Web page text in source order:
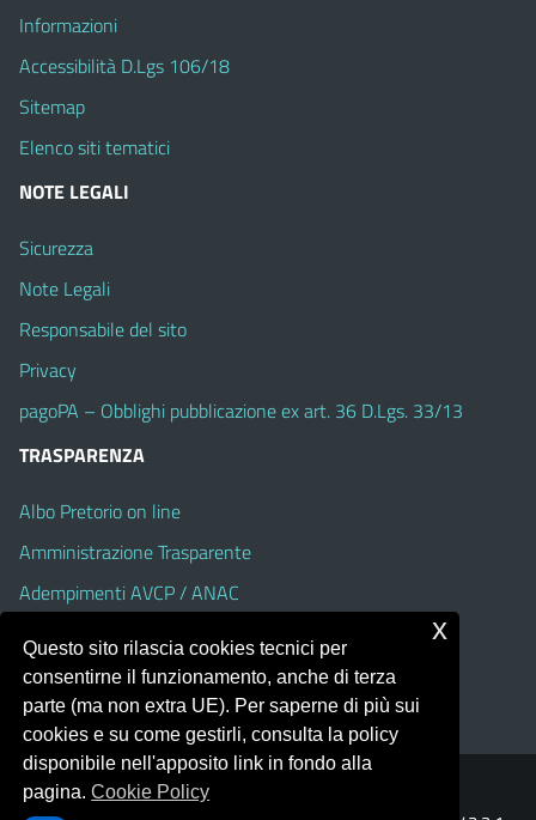
Informazioni
Accessibilità D.Lgs 106/18
Sitemap
Elenco siti tematici
NOTE LEGALI
Sicurezza
Note Legali
Responsabile del sito
Privacy
pagoPA – Obblighi pubblicazione ex art. 36 D.Lgs. 33/13
TRASPARENZA
Albo Pretorio on line
Amministrazione Trasparente
Adempimenti AVCP / ANAC
Dichiarazione di accessibilità
Portale realizzato con la piattaforma
Questo sito rilascia cookies tecnici per
consentirne il funzionamento, anche di terza
parte (ma non extra UE). Per saperne di più sui
cookies e su come gestirli, consulta la policy
disponibile nell'apposito link in fondo alla
pagina.Cookie Policy
x